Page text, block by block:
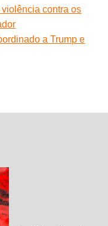
contra os
a Trump e